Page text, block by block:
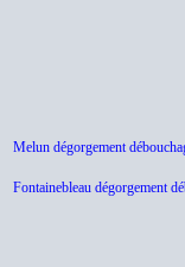
Melun dégorgement
Fontainebleau dégorgement